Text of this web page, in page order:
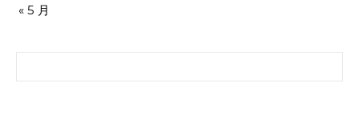
« 5 月